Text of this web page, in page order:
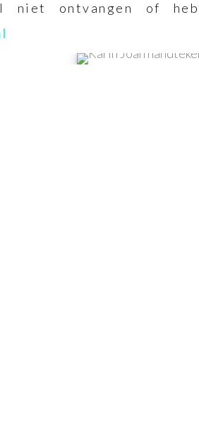
niet ontvangen of